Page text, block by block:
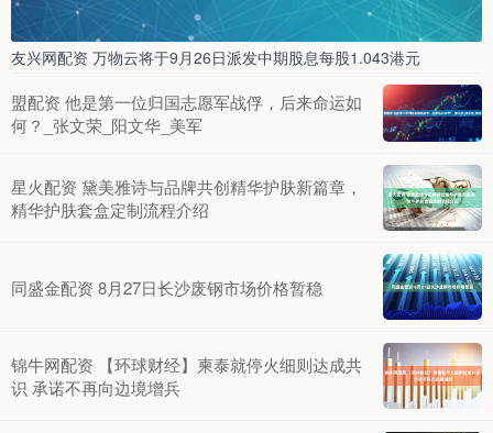
友兴网配资 万物云将于9月26日派发中期股息每股1.043港元
盟配资 他是第一位归国志愿军战俘，后来命运如
何？_张文荣_阳文华_美军
星火配资 黛美雅诗与品牌共创精华护肤新篇章，
精华护肤套盒定制流程介绍
同盛金配资 8月27日长沙废钢市场价格暂稳
锦牛网配资 【环球财经】柬泰就停火细则达成共
识 承诺不再向边境增兵